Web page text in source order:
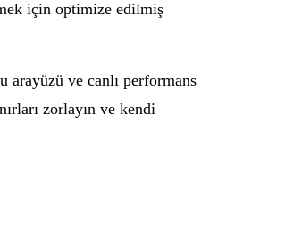
için optimize edilmiş
arayüzü ve canlı performans
zorlayın ve kendi